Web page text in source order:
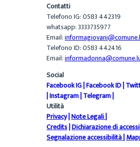
Contatti
Telefono IG: 0583 442319
whatsapp: 3333735977
Email:
Telefono ID: 0583 442416
Email:
Social
Facebook IG|Facebook ID|
|Instagram|Telegram|
Utilità
Privacy|Note Legali|
Credits|Dichiarazione di
Segnalazione accessibilità|